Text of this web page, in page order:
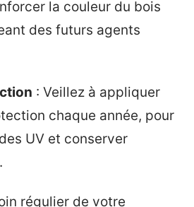
la couleur du bois
des futurs agents
: Veillez à appliquer
chaque année, pour
UV et conserver
régulier de votre